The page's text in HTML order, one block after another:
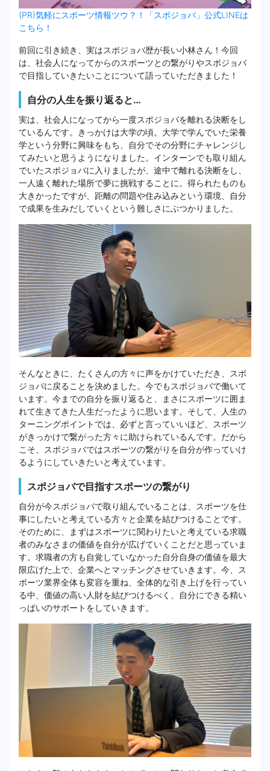
(PR)気軽にスポーツ情報ツウ？！「スポジョバ」公式LINEは
こちら！
前回に引き続き、実はスポジョバ歴が長い小林さん！今回
は、社会人になってからのスポーツとの繋がりやスポジョバ
で目指していきたいことについて語っていただきました！
自分の人生を振り返ると…
実は、社会人になってから一度スポジョバを離れる決断をし
ているんです。きっかけは大学の頃。大学で学んでいた栄養
学という分野に興味をもち、自分でその分野にチャレンジし
てみたいと思うようになりました。インターンでも取り組ん
でいたスポジョバに入りましたが、途中で離れる決断をし、
一人遠く離れた場所で夢に挑戦することに。得られたものも
大きかったですが、距離の問題や住み込みという環境、自分
で成果を生みだしていくという難しさにぶつかりました。
そんなときに、たくさんの方々に声をかけていただき、スポ
ジョバに戻ることを決めました。今でもスポジョバで働いて
います。今までの自分を振り返ると、まさにスポーツに囲ま
れて生きてきた人生だったように思います。そして、人生の
ターニングポイントでは、必ずと言っていいほど、スポーツ
がきっかけで繋がった方々に助けられているんです。だから
こそ、スポジョバではスポーツの繋がりを自分が作っていけ
るようにしていきたいと考えています。
スポジョバで目指すスポーツの繋がり
自分が今スポジョバで取り組んでいることは、スポーツを仕
事にしたいと考えている方々と企業を結びつけることです。
そのために、まずはスポーツに関わりたいと考えている求職
者のみなさまの価値を自分が広げていくことだと思っていま
す。求職者の方も自覚していなかった自分自身の価値を最大
限広げた上で、企業へとマッチングさせていきます。今、ス
ポーツ業界全体も変容を重ね、全体的な引き上げを行ってい
る中、価値の高い人財を結びつけるべく、自分にできる精い
っぱいのサポートをしていきます。